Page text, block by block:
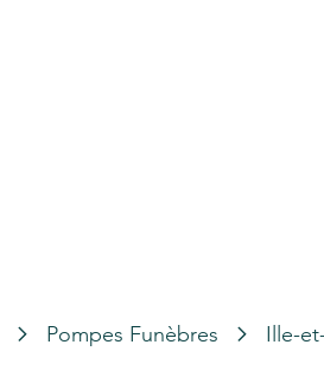
Pompes Funèbres Ille-